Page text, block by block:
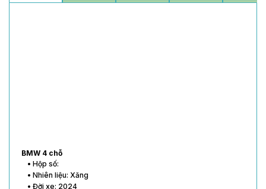
BMW 4 chỗ
• Hộp số:
• Nhiên liệu: Xăng
• Đời xe: 2024